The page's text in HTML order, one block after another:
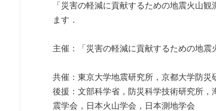
「災害の軽減に貢献するための地震火山
ます．
主催：「災害の軽減に貢献するための地
共催：東京大学地震研究所，京都大学防
後援：文部科学省，防災科学技術研究所
震学会，日本火山学会，日本測地学会